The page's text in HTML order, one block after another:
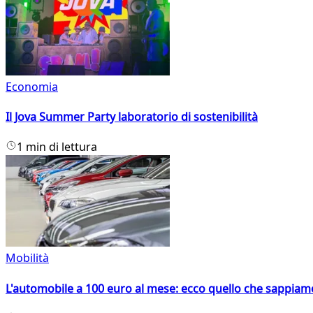
Economia
Il Jova Summer Party laboratorio di sostenibilità
1 min di lettura
Mobilità
L'automobile a 100 euro al mese: ecco quello che